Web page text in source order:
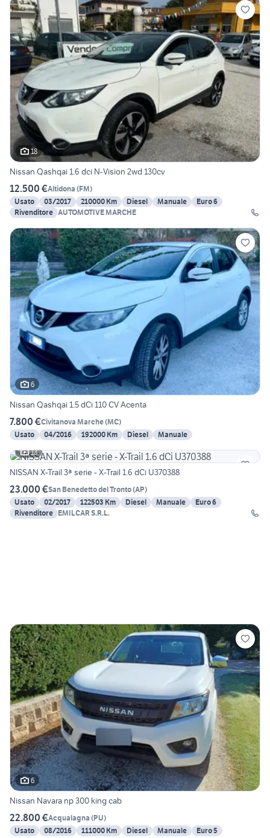
18
Nissan Qashqai 1.6 dci N-Vision 2wd 130cv
12.500 €Altidona (FM)
Usato
03/2017 210000 Km Diesel Manuale
Euro 6
Rivenditore AUTOMOTIVE MARCHE
6
Nissan Qashqai 1.5 dCi 110 CV Acenta
7.800 €Civitanova Marche(MC)
Usato
04/2016 192000 Km Diesel
Manuale
13
NISSAN X-Trail 3ª serie - X-Trail 1.6 dCi U370388
23.000 €San Benedetto del Tronto(AP)
Usato
02/2017 122503 Km Diesel Manuale
Euro 6
Rivenditore EMILCAR S.R.L.
6
Nissan Navara np 300 king cab
22.800 €Acqualagna (PU)
Usato
08/2016 111000 Km Diesel Manuale Euro 5